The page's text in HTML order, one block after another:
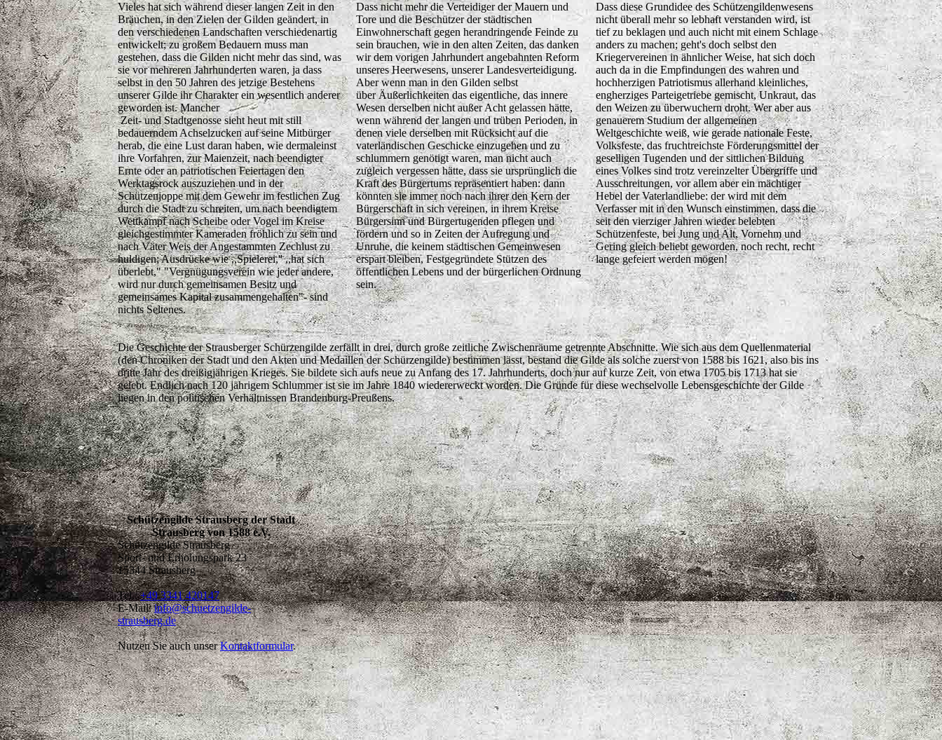
Vieles hat sich während dieser langen Zeit in den
Bräuchen, in den Zielen der Gilden geändert, in
den verschiedenen Landschaften verschiedenartig
entwickelt; zu großem Bedauern muss man
gestehen, dass die Gilden nicht mehr das sind, was
sie vor mehreren Jahrhunderten waren, ja dass
selbst in den 50 Jahren des jetzige Bestehens
unserer Gilde ihr Charakter ein wesentlich anderer
geworden ist. Mancher
Zeit- und Stadtgenosse sieht heut mit still
bedauerndem Achselzucken auf seine Mitbürger
herab, die eine Lust daran haben, wie dermaleinst
ihre Vorfahren, zur Maienzeit, nach beendigter
Ernte oder an patriotischen Feiertagen den
Werktagsrock auszuziehen und in der
Schützenjoppe mit dem Gewehr im festlichen Zug
durch die Stadt zu schreiten, um nach beendigtem
Wettkampf nach Scheibe oder Vogel im Kreise
gleichgestimmter Kameraden fröhlich zu sein und
nach Väter Weis der Angestammten Zechlust zu
huldigen; Ausdrücke wie ,,Spielerei,'' ,,hat sich
überlebt," "Vergnügungsverein wie jeder andere,
wird nur durch gemeinsamen Besitz und
gemeinsames Kapital zusammengehalten"- sind
nichts Seltenes.
Dass nicht mehr die Verteidiger der Mauern und
Tore und die Beschützer der städtischen
Einwohnerschaft gegen herandringende Feinde zu
sein brauchen, wie in den alten Zeiten, das danken
wir dem vorigen Jahrhundert angebahnten Reform
unseres Heerwesens, unserer Landesverteidigung.
Aber wenn man in den Gilden selbst
über Äußerlichkeiten das eigentliche, das innere
Wesen derselben nicht außer Acht gelassen hätte,
wenn während der langen und trüben Perioden, in
denen viele derselben mit Rücksicht auf die
vaterländischen Geschicke einzugehen und zu
schlummern genötigt waren, man nicht auch
zugleich vergessen hätte, dass sie ursprünglich die
Kraft des Bürgertums repräsentiert haben: dann
könnten sie immer noch nach ihrer den Kern der
Bürgerschaft in sich vereinen, in ihrem Kreise
Bürgersinn und Bürgertugenden pflegen und
fördern und so in Zeiten der Aufregung und
Unruhe, die keinem städtischen Gemeinwesen
erspart bleiben, Festgegründete Stützen des
öffentlichen Lebens und der bürgerlichen Ordnung
sein.
Dass diese Grundidee des Schützengildenwesens
nicht überall mehr so lebhaft verstanden wird, ist
tief zu beklagen und auch nicht mit einem Schlage
anders zu machen; geht's doch selbst den
Kriegervereinen in ähnlicher Weise, hat sich doch
auch da in die Empfindungen des wahren und
hochherzigen Patriotismus allerhand kleinliches,
engherziges Parteigetriebe gemischt, Unkraut, das
den Weizen zu überwuchern droht. Wer aber aus
genauerem Studium der allgemeinen
Weltgeschichte weiß, wie gerade nationale Feste,
Volksfeste, das fruchtreichste Förderungsmittel der
geselligen Tugenden und der sittlichen Bildung
eines Volkes sind trotz vereinzelter Übergriffe und
Ausschreitungen, vor allem aber ein mächtiger
Hebel der Vaterlandliebe: der wird mit dem
Verfasser mit in den Wunsch einstimmen, dass die
seit den vierziger Jahren wieder belebten
Schützenfeste, bei Jung und Alt, Vornehm und
Gering gleich beliebt geworden, noch recht, recht
lange gefeiert werden mögen!
Die Geschichte der Strausberger Schürzengilde zerfällt in drei, durch große zeitliche Zwischenräume getrennte Abschnitte. Wie sich aus dem Quellenmaterial
(den Chroniken der Stadt und den Akten und Medaillen der Schürzengilde) bestimmen lässt, bestand die Gilde als solche zuerst von 1588 bis 1621, also bis ins
dritte Jahr des dreißigjährigen Krieges. Sie bildete sich aufs neue zu Anfang des 17. Jahrhunderts, doch nur auf kurze Zeit, von etwa 1705 bis 1713 hat sie
gelebt. Endlich nach 120 jährigem Schlummer ist sie im Jahre 1840 wiedererweckt worden. Die Gründe für diese wechselvolle Lebensgeschichte der Gilde
liegen in den politischen Verhältnissen Brandenburg-Preußens.
Schützengilde Strausberg der Stadt
Strausberg von 1588 e.V.
Schützengilde Strausberg
Sport- und Erholungspark 23
15344 Strausberg
Tel.:+49 3341 420147
E-Mail:info@schuetzengilde-
strausberg.de
Nutzen Sie auch unserKontaktformular.